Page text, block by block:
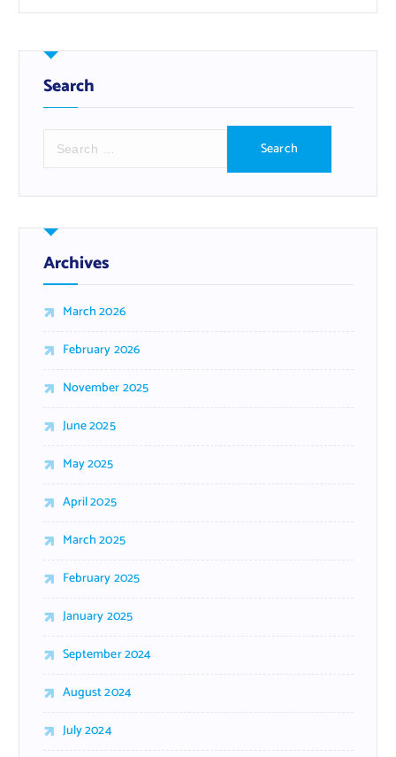
Search
r
h
f
o
:
Archives
March 2026
February 2026
November 2025
June 2025
May 2025
April 2025
March 2025
February 2025
January 2025
September 2024
August 2024
July 2024